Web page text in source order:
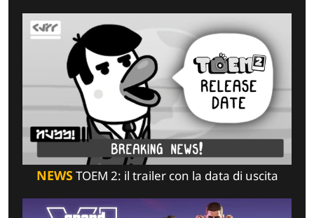
NEWSTOEM 2: il trailer con la data di uscita